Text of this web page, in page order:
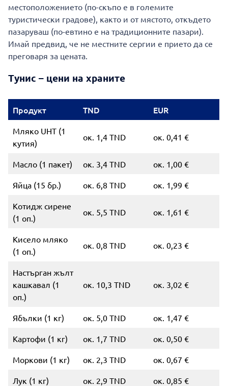
местоположението (по-скъпо е в големите
туристически градове), както и от мястото, откъдето
пазаруваш (по-евтино е на традиционните пазари).
Имай предвид, че не местните сергии е прието да се
преговаря за цената.
Тунис – цени на храните
Продукт TND EUR
Мляко UHT (1
кутия)
ок. 1,4 TND ок. 0,41 €
Масло (1 пакет) ок. 3,4 TND ок. 1,00 €
Яйца (15 бр.) ок. 6,8 TND ок. 1,99 €
Котидж сирене
(1 оп.)
ок. 5,5 TND ок. 1,61 €
Кисело мляко
(1 оп.)
ок. 0,8 TND ок. 0,23 €
Настърган жълт
кашкавал (1
оп.)
ок. 10,3 TND ок. 3,02 €
Ябълки (1 кг) ок. 5,0 TND ок. 1,47 €
Картофи (1 кг) ок. 1,7 TND ок. 0,50 €
Моркови (1 кг) ок. 2,3 TND ок. 0,67 €
Лук (1 кг) ок. 2,9 TND ок. 0,85 €